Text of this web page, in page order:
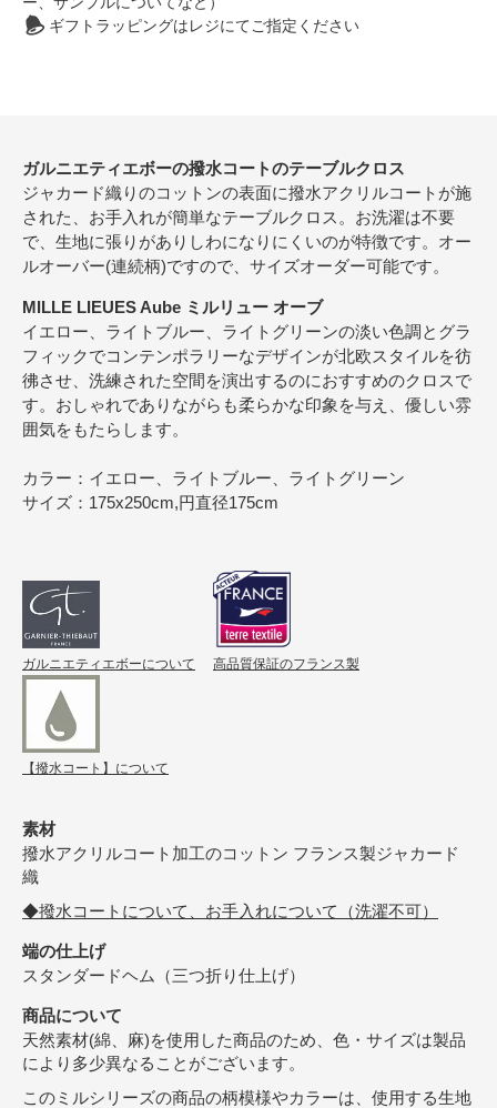
ギフトラッピングはレジにてご指定ください
ガルニエティエボーの撥水コートのテーブルクロス
ジャカード織りのコットンの表面に撥水アクリルコートが施
された、お手入れが簡単なテーブルクロス。お洗濯は不要
で、生地に張りがありしわになりにくいのが特徴です。オー
ルオーバー(連続柄)ですので、サイズオーダー可能です。
MILLE LIEUES Aube ミルリュー オーブ
イエロー、ライトブルー、ライトグリーンの淡い色調とグラ
フィックでコンテンポラリーなデザインが北欧スタイルを彷
彿させ、洗練された空間を演出するのにおすすめのクロスで
す。おしゃれでありながらも柔らかな印象を与え、優しい雰
囲気をもたらします。
カラー：イエロー、ライトブルー、ライトグリーン
サイズ：175x250cm,円直径175cm
ガルニエティエボーについて 高品質保証のフランス製
【撥水コート】について
素材
撥水アクリルコート加工のコットン フランス製ジャカード
織
◆撥水コートについて、お手入れについて（洗濯不可）
端の仕上げ
スタンダードヘム（三つ折り仕上げ）
商品について
天然素材(綿、麻)を使用した商品のため、色・サイズは製品
により多少異なることがございます。
このミルシリーズの商品の柄模様やカラーは、使用する生地